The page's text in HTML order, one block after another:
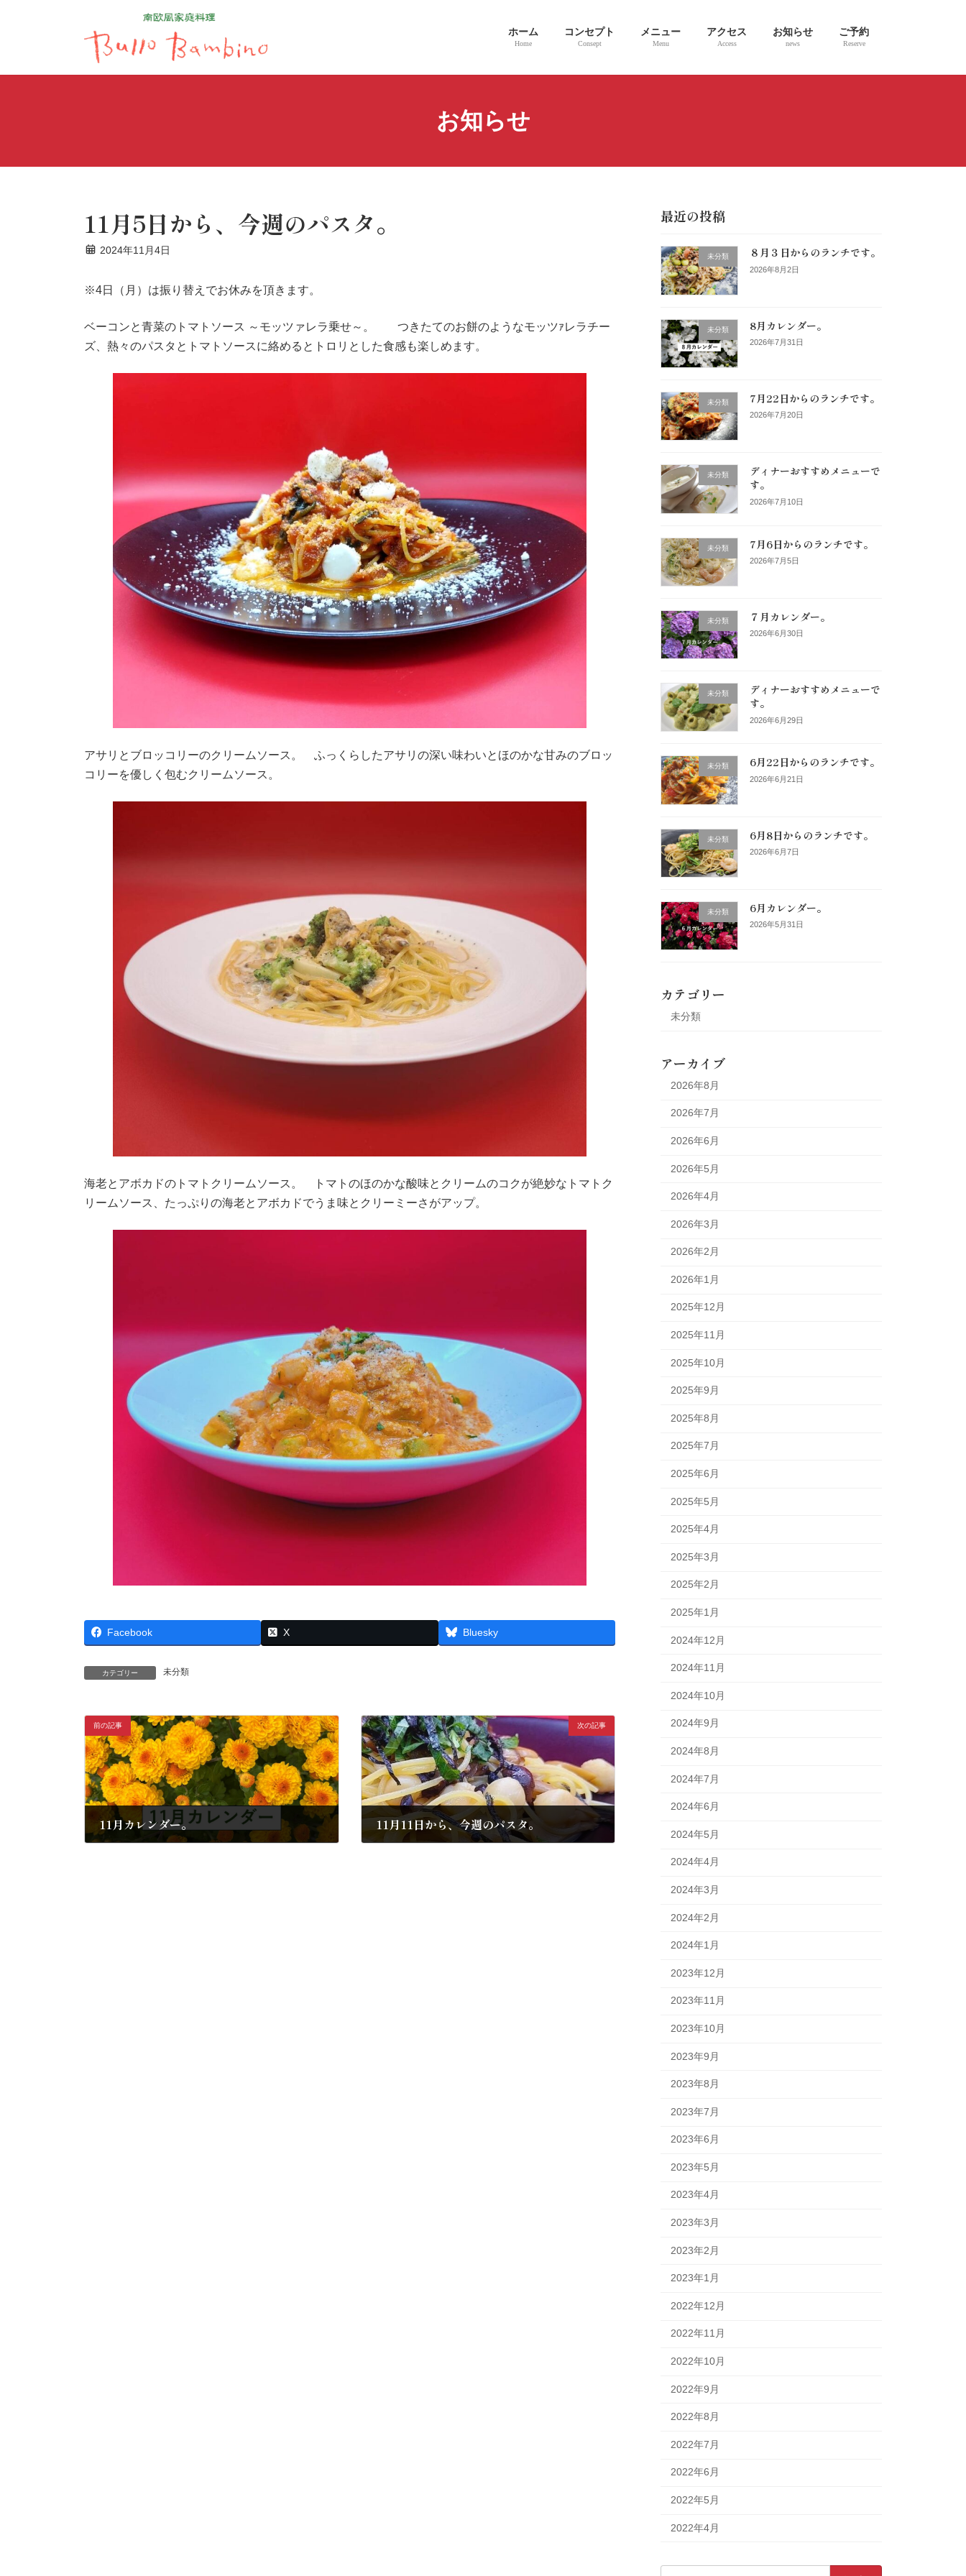
ホーム
Home
コンセプト
Consept
メニュー
Menu
アクセス
Access
お知らせ
news
ご予約
Reserve
お知らせ
11月5日から、今週のパスタ。
2024年11月4日
※4日（月）は振り替えでお休みを頂きます。
ベーコンと青菜のトマトソース ～モッツァレラ乗せ～。 つきたてのお餅のようなモッツｧレラチー
ズ、熱々のパスタとトマトソースに絡めるとトロリとした食感も楽しめます。
アサリとブロッコリーのクリームソース。 ふっくらしたアサリの深い味わいとほのかな甘みのブロッ
コリーを優しく包むクリームソース。
海老とアボカドのトマトクリームソース。 トマトのほのかな酸味とクリームのコクが絶妙なトマトク
リームソース、たっぷりの海老とアボカドでうま味とクリーミーさがアップ。
Facebook X Bluesky
カテゴリー 未分類
前の記事
11月カレンダー。
次の記事
11月11日から、今週のパスタ。
最近の投稿
未分類 ８月３日からのランチです。
2026年8月2日
未分類 8月カレンダー。
2026年7月31日
未分類 7月22日からのランチです。
2026年7月20日
未分類
ディナーおすすめメニューで
す。
2026年7月10日
未分類 7月6日からのランチです。
2026年7月5日
未分類 ７月カレンダー。
2026年6月30日
未分類
ディナーおすすめメニューで
す。
2026年6月29日
未分類 6月22日からのランチです。
2026年6月21日
未分類 6月8日からのランチです。
2026年6月7日
未分類 6月カレンダー。
2026年5月31日
カテゴリー
未分類
アーカイブ
2026年8月
2026年7月
2026年6月
2026年5月
2026年4月
2026年3月
2026年2月
2026年1月
2025年12月
2025年11月
2025年10月
2025年9月
2025年8月
2025年7月
2025年6月
2025年5月
2025年4月
2025年3月
2025年2月
2025年1月
2024年12月
2024年11月
2024年10月
2024年9月
2024年8月
2024年7月
2024年6月
2024年5月
2024年4月
2024年3月
2024年2月
2024年1月
2023年12月
2023年11月
2023年10月
2023年9月
2023年8月
2023年7月
2023年6月
2023年5月
2023年4月
2023年3月
2023年2月
2023年1月
2022年12月
2022年11月
2022年10月
2022年9月
2022年8月
2022年7月
2022年6月
2022年5月
2022年4月